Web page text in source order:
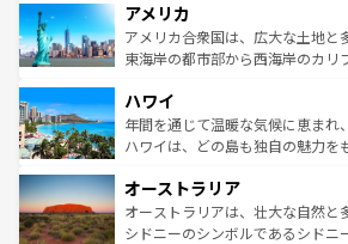
ンツ一覧を参照してほしい。
の建物がそのまま残る町や、スイ
博物館もあり、アルプス観光だけ
ことができる。国民の所得が高い
ば市内交通費無料で観光を楽しむことも
着のスイス情報はコンテンツ一覧
アメリカ
アメリカ合衆国は、広大な土地と
東海岸の都市部から西海岸のカリ
のような巨大都市は、観光、ショ
ンメントが詰まった刺激的なスポ
西部には大自然が広がり、グラン
部のニューオーリンズでは、音楽
文化が魅力。旅行者はアメリカの
しみながら、その多様性と豊かな
ハワイ
年間を通じて温暖な気候に恵まれ
ハワイは、どの島も独自の魅力を
ワイ島は見逃せない。また、定番
島だが、静かな自然を求めるなら
おすすめ。エメラルドグリーンに
オーストラリア
オーストラリアは、壮大な自然と
シドニーのシンボルであるシドニ